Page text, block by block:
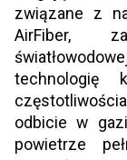
związane z
AirFiber,
technologię
odbicie w
powietrze